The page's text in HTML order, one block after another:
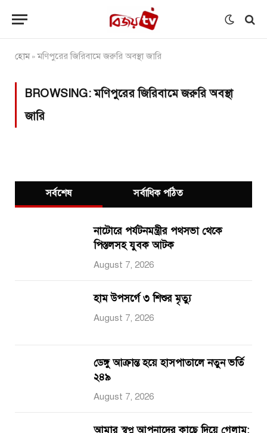
হোম»মণিপুরের জিরিবামে জরুরি অবস্থা জারি
BROWSING:মণিপুরের জিরিবামে জরুরি অবস্থা
জারি
সর্বশেষ সর্বাধিক পঠিত
নাটোরে পর্যটনমন্ত্রীর পথসভা থেকে
পিস্তলসহ যুবক আটক
August 7, 2026
হাম উপসর্গে ৩ শিশুর মৃত্যু
August 7, 2026
ডেঙ্গু আক্রান্ত হয়ে হাসপাতালে নতুন ভর্তি
২৪৯
August 7, 2026
আমার স্বপ্ন আপনাদের কাছে দিয়ে গেলাম: